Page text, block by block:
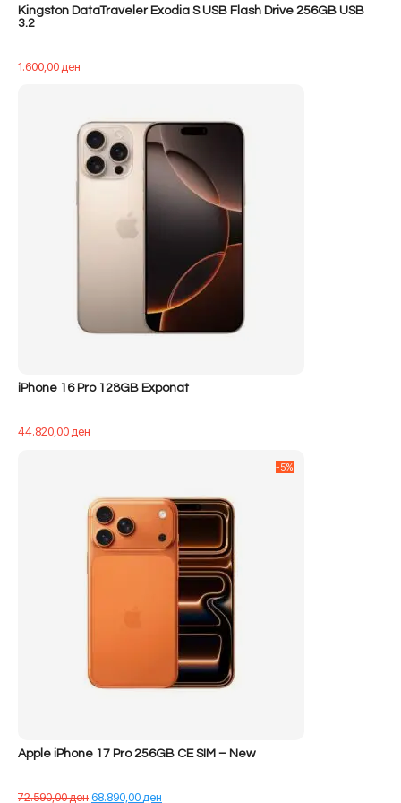
Kingston DataTraveler Exodia S USB Flash Drive 256GB USB
3.2
1.600,00ден
iPhone 16 Pro 128GB Exponat
44.820,00ден
Apple iPhone 17 Pro 256GB CE SIM – New
72.590,00денÇmimi
68.890,00ден
-5%